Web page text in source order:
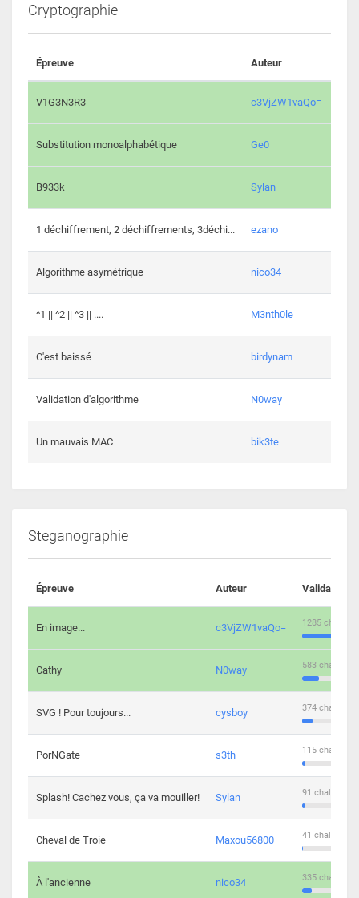
Cryptographie
Épreuve Auteur
V1G3N3R3 c3VjZW1vaQo=
Substitution monoalphabétique Ge0
B933k Sylan
1 déchiffrement, 2 déchiffrements, 3déchi... ezano
Algorithme asymétrique nico34
^1 || ^2 || ^3 || .... M3nth0le
C'est baissé birdynam
Validation d'algorithme N0way
Un mauvais MAC bik3te
Steganographie
Épreuve Auteur Validations
En image... c3VjZW1vaQo= 1285
Cathy N0way 583
SVG ! Pour toujours... cysboy 374
PorNGate s3th 115
Splash! Cachez vous, ça va mouiller! Sylan 91
Cheval de Troie Maxou56800 41
À l'ancienne nico34 335